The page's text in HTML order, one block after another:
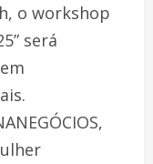
o workshop
será